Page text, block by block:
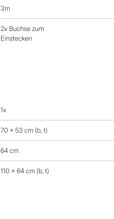
3m
2x Buchse zum
Einstecken
1x
70 x 53 cm (b, t)
64 cm
110 x 64 cm (b, t)